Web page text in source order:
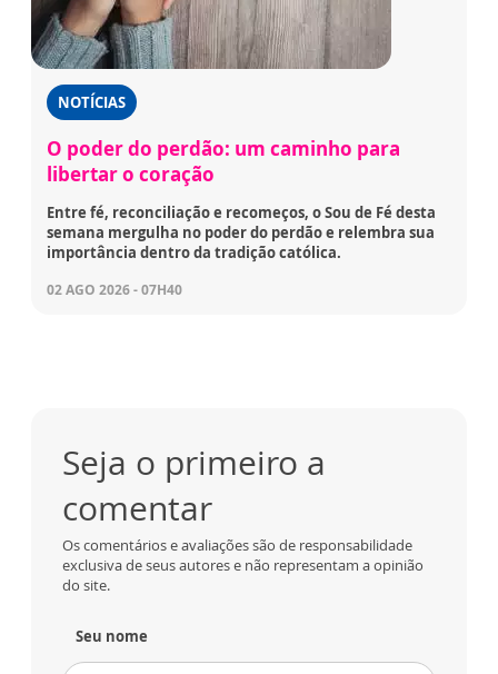
NOTÍCIAS
O poder do perdão: um caminho para
libertar o coração
Entre fé, reconciliação e recomeços, o Sou de Fé desta
semana mergulha no poder do perdão e relembra sua
importância dentro da tradição católica.
02 AGO 2026 - 07H40
Seja o primeiro a
comentar
Os comentários e avaliações são de responsabilidade
exclusiva de seus autores e não representam a opinião
do site.
Seu nome